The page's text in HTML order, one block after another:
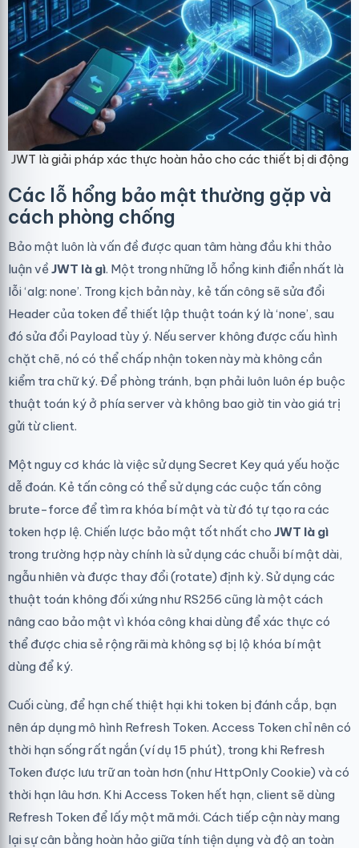
JWT là giải pháp xác thực hoàn hảo cho các thiết bị di động
Các lỗ hổng bảo mật thường gặp và
cách phòng chống
Bảo mật luôn là vấn đề được quan tâm hàng đầu khi thảo
luận về JWT là gì. Một trong những lỗ hổng kinh điển nhất là
lỗi ‘alg: none’. Trong kịch bản này, kẻ tấn công sẽ sửa đổi
Header của token để thiết lập thuật toán ký là ‘none’, sau
đó sửa đổi Payload tùy ý. Nếu server không được cấu hình
chặt chẽ, nó có thể chấp nhận token này mà không cần
kiểm tra chữ ký. Để phòng tránh, bạn phải luôn luôn ép buộc
thuật toán ký ở phía server và không bao giờ tin vào giá trị
gửi từ client.
Một nguy cơ khác là việc sử dụng Secret Key quá yếu hoặc
dễ đoán. Kẻ tấn công có thể sử dụng các cuộc tấn công
brute-force để tìm ra khóa bí mật và từ đó tự tạo ra các
token hợp lệ. Chiến lược bảo mật tốt nhất cho JWT là gì
trong trường hợp này chính là sử dụng các chuỗi bí mật dài,
ngẫu nhiên và được thay đổi (rotate) định kỳ. Sử dụng các
thuật toán không đối xứng như RS256 cũng là một cách
nâng cao bảo mật vì khóa công khai dùng để xác thực có
thể được chia sẻ rộng rãi mà không sợ bị lộ khóa bí mật
dùng để ký.
Cuối cùng, để hạn chế thiệt hại khi token bị đánh cắp, bạn
nên áp dụng mô hình Refresh Token. Access Token chỉ nên có
thời hạn sống rất ngắn (ví dụ 15 phút), trong khi Refresh
Token được lưu trữ an toàn hơn (như HttpOnly Cookie) và có
thời hạn lâu hơn. Khi Access Token hết hạn, client sẽ dùng
Refresh Token để lấy một mã mới. Cách tiếp cận này mang
lại sự cân bằng hoàn hảo giữa tính tiện dụng và độ an toàn